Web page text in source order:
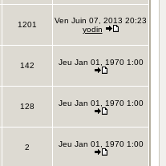
1201
Ven Juin 07, 2013 20:23
yodin
142 Jeu Jan 01, 1970 1:00
128 Jeu Jan 01, 1970 1:00
2 Jeu Jan 01, 1970 1:00